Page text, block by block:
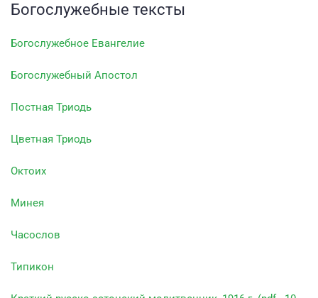
Богослужебные тексты
Богослужебное Евангелие
Богослужебный Апостол
Постная Триодь
Цветная Триодь
Октоих
Минея
Часослов
Типикон